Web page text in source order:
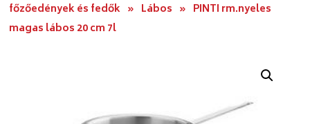
főzőedények és fedők » Lábos » PINTI rm.nyeles
magas lábos 20 cm 7l